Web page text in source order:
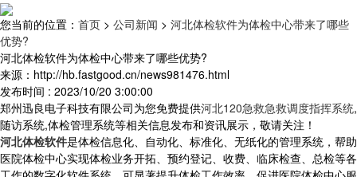
您当前的位置： 首页 > 公司新闻 > 河北体检软件为体检中心带来了哪些
优势?
河北体检软件为体检中心带来了哪些优势?
来源：http://hb.fastgood.cn/news981476.html
发布时间 : 2023/10/20 3:00:00
郑州迅良电子科技有限公司为您免费提供河北120急救急救调度指挥系统,
随访系统,体检管理系统等相关信息发布和资讯展示，敬请关注！
河北体检软件是体检信息化、自动化、标准化、无纸化的管理系统，帮助
医院体检中心实现体检业务开拓、预约登记、收费、临床检查、总检等各